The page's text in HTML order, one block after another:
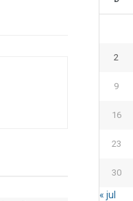
2
9
16
23
30
« jul